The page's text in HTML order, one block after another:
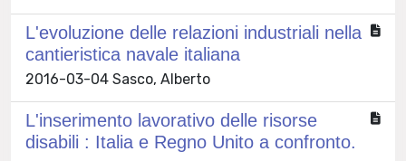
L'evoluzione delle relazioni industriali nella
cantieristica navale italiana
2016-03-04 Sasco, Alberto
L'inserimento lavorativo delle risorse
disabili : Italia e Regno Unito a confronto.